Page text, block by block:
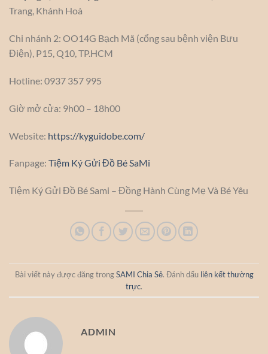
Trang, Khánh Hoà
Chi nhánh 2: OO14G Bạch Mã (cổng sau bệnh viện Bưu
Điện), P15, Q10, TP.HCM
Hotline: 0937 357 995
Giờ mở cửa: 9h00 – 18h00
Website: https://kyguidobe.com/
Fanpage: Tiệm Ký Gửi Đồ Bé SaMi
Tiệm Ký Gửi Đồ Bé Sami – Đồng Hành Cùng Mẹ Và Bé Yêu
Bài viết này được đăng trongSAMI Chia Sẻ. Đánh dấu liên kết thường
trực.
ADMIN